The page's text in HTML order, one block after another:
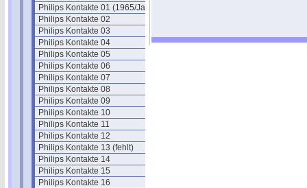
Philips Kontakte 01 (1965/Jan.)
Philips Kontakte 02
Philips Kontakte 03
Philips Kontakte 04
Philips Kontakte 05
Philips Kontakte 06
Philips Kontakte 07
Philips Kontakte 08
Philips Kontakte 09
Philips Kontakte 10
Philips Kontakte 11
Philips Kontakte 12
Philips Kontakte 13 (fehlt)
Philips Kontakte 14
Philips Kontakte 15
Philips Kontakte 16